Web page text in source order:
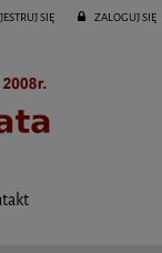
SIĘ ZALOGUJ SIĘ